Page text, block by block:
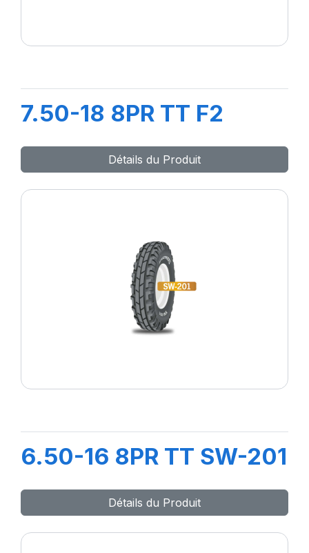
7.50-18 8PR TT F2
Détails du Produit
6.50-16 8PR TT SW-201
Détails du Produit